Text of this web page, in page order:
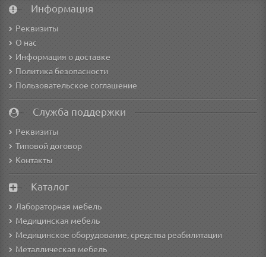
Информация
Реквизиты
О нас
Информация о доставке
Политика безопасности
Пользовательское соглашение
Служба поддержки
Реквизиты
Типовой договор
Контакты
Каталог
Лабораторная мебель
Медицинская мебель
Медицинское оборудование, средства реабилитации
Металлическая мебель